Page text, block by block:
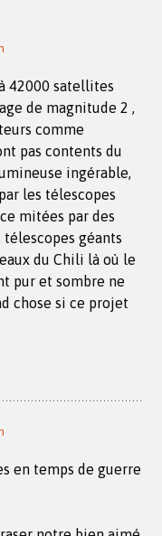
42000 satellites
de magnitude 2 ,
comme
pas contents du
ingérable,
les télescopes
mitées par des
télescopes géants
du Chili là où le
pur et sombre ne
chose si ce projet
en temps de guerre